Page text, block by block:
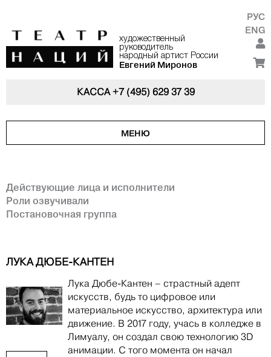
художественный
руководитель
народный артист России
Евгений Миронов
РУС
ENG
КАССА+7 (495) 629 37 39
МЕНЮ
Действующие лица и исполнители
Роли озвучивали
Постановочная группа
ЛУКА ДЮБЕ-КАНТЕН
Лука Дюбе-Кантен – страстный адепт
искусств, будь то цифровое или
материальное искусство, архитектура или
движение. В 2017 году, учась в колледже в
Лимуалу, он создал свою технологию 3D
анимации. С того момента он начал